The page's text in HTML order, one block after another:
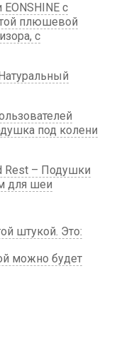
с
плюшевой
с
под колени
Rest – Подушки
для шеи
штукой. Это:
можно будет